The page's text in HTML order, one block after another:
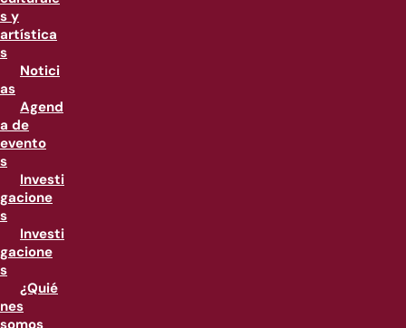
s y
artística
s
Notici
as
Agend
a de
evento
s
Investi
gacione
s
Investi
gacione
s
¿Quié
nes
somos